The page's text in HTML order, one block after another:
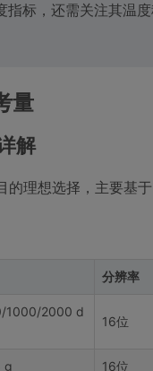
标，还需关注其温
量
解
理想选择，主要基
分辨率
1000/2000 d
16位
g 16位